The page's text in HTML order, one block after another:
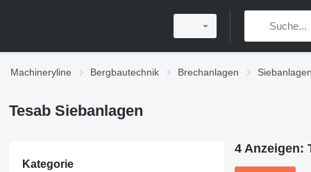
Machineryline Bergbautechnik Brechanlagen Siebanlagen‎
Tesab Siebanlagen‎
Kategorie
4 Anzeigen: